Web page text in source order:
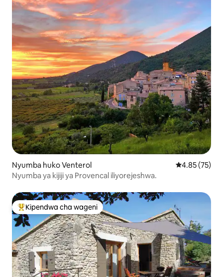
Nyumba huko Venterol Ukadiriaji wa
4.85 (75)
Nyumba ya kijiji ya Provencal iliyorejeshwa.
Kipendwa maarufu cha wageni
Kipendwa cha wageni